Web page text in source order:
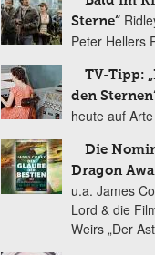
Sterne“
Peter Hellers
TV-Tipp:
den
heute auf Arte
Die
Dragon
u.a. James
Lord & die
Weirs „Der